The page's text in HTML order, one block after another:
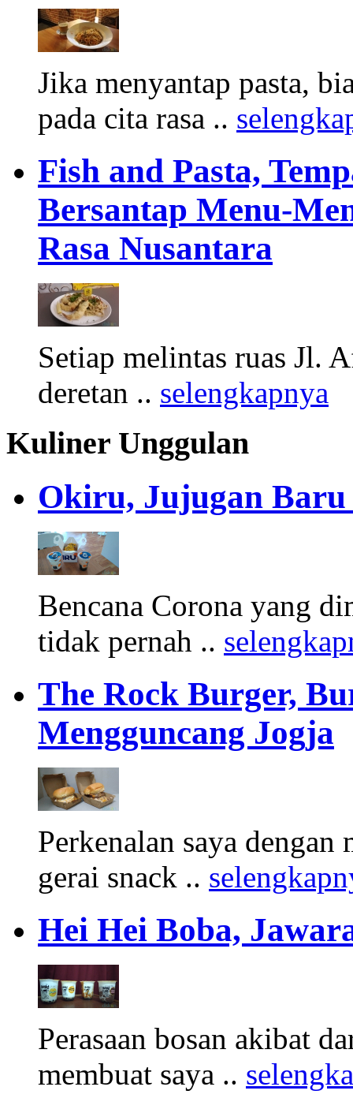
Jika menyantap pasta,
pada cita rasa ..
Fish and Pasta,
Bersantap Menu-
Rasa Nusantara
Setiap melintas ruas Jl.
deretan .. selengkapnya
Kuliner Unggulan
Okiru, Jujugan Baru
Bencana Corona yang
tidak pernah ..
The Rock Burger,
Mengguncang Jogja
Perkenalan saya
gerai snack ..
Hei Hei Boba,
Perasaan bosan akibat
membuat saya ..